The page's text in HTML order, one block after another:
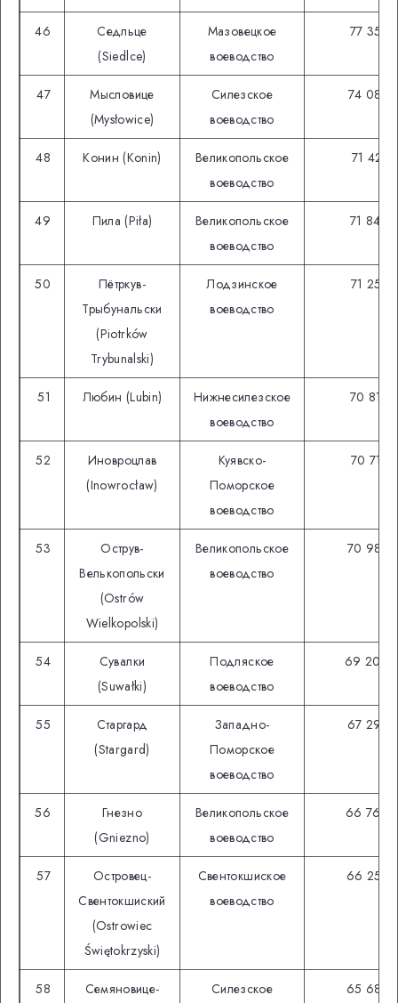
46
Седльце
(Siedlce)
Мазовецкое
воеводство
77 354
47
Мысловице
(Mysłowice)
Силезское
воеводство
74 085
48 Конин (Konin)
Великопольское
воеводство
71 427
49 Пила (Piła)
Великопольское
воеводство
71 846
50
Пётркув-
Трыбунальски
(Piotrków
Trybunalski)
Лодзинское
воеводство
71 252
51 Любин (Lubin)
Нижнесилезское
воеводство
70 815
52
Иновроцлав
(Inowrocław)
Куявско-
Поморское
воеводство
70 713
53
Острув-
Велькопольски
(Ostrów
Wielkopolski)
Великопольское
воеводство
70 982
54
Сувалки
(Suwałki)
Подляское
воеводство
69 206
55
Старгард
(Stargard)
Западно-
Поморское
воеводство
67 293
56
Гнезно
(Gniezno)
Великопольское
воеводство
66 769
57
Островец-
Свентокшиский
(Ostrowiec
Świętokrzyski)
Свентокшиское
воеводство
66 258
58
Семяновице-
Силезское
65 684